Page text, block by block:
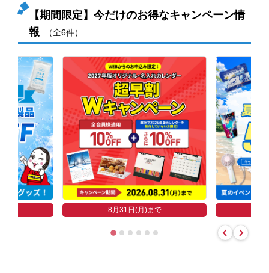
【期間限定】今だけのお得なキャンペーン情
報
（全6件）
8月31日(月)まで